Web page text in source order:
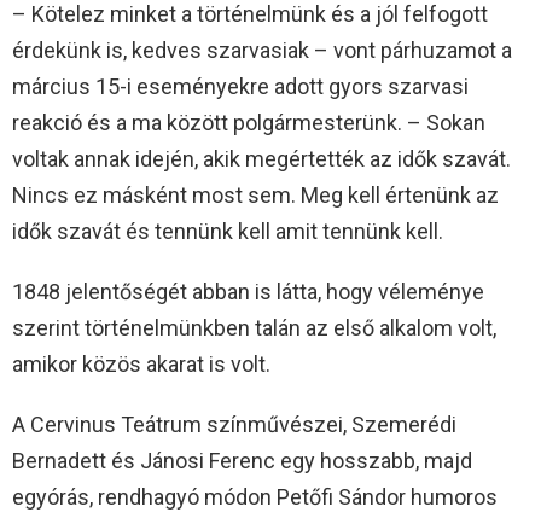
– Kötelez minket a történelmünk és a jól felfogott
érdekünk is, kedves szarvasiak – vont párhuzamot a
március 15-i eseményekre adott gyors szarvasi
reakció és a ma között polgármesterünk. – Sokan
voltak annak idején, akik megértették az idők szavát.
Nincs ez másként most sem. Meg kell értenünk az
idők szavát és tennünk kell amit tennünk kell.
1848 jelentőségét abban is látta, hogy véleménye
szerint történelmünkben talán az első alkalom volt,
amikor közös akarat is volt.
A Cervinus Teátrum színművészei, Szemerédi
Bernadett és Jánosi Ferenc egy hosszabb, majd
egyórás, rendhagyó módon Petőfi Sándor humoros